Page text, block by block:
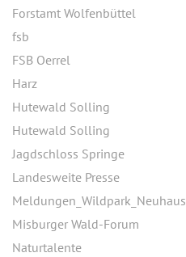
Forstamt Wolfenbüttel
fsb
FSB Oerrel
Harz
Hutewald Solling
Hutewald Solling
Jagdschloss Springe
Landesweite Presse
Meldungen_Wildpark_Neuhaus
Misburger Wald-Forum
Naturtalente